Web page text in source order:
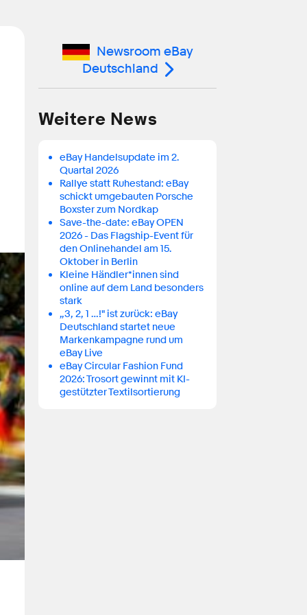
Newsroom eBay
Deutschland
Weitere News
eBay Handelsupdate im 2.
Quartal 2026
Rallye statt Ruhestand: eBay
schickt umgebauten Porsche
Boxster zum Nordkap
Save-the-date: eBay OPEN
2026 - Das Flagship-Event für
den Onlinehandel am 15.
Oktober in Berlin
Kleine Händler*innen sind
online auf dem Land besonders
stark
„3, 2, 1 …!" ist zurück: eBay
Deutschland startet neue
Markenkampagne rund um
eBay Live
eBay Circular Fashion Fund
2026: Trosort gewinnt mit KI-
gestützter Textilsortierung